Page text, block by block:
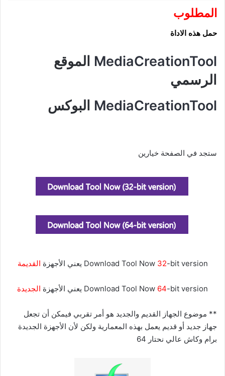
المطلوب
حمل هذه الاداة
MediaCreationTool الموقع
الرسمي
MediaCreationTool البوكس
ستجد في الصفحة خيارين
Download Tool Now 32-bit version يعني الأجهزة القديمة
Download Tool Now 64-bit version يعني الأجهزة الجديدة
** موضوع الجهاز القديم والجديد هو أمر تقربي فيمكن أن تجعل
جهاز جديد أو قديم يعمل بهذه المعمارية ولكن لأن الأجهزة الجديدة
برام وكاش عالي نحتار 64